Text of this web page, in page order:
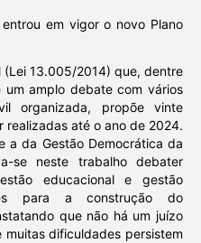
em vigor o novo Plano
(Lei 13.005/2014) que, dentre
amplo debate com vários
organizada, propõe vinte
realizadas até o ano de 2024.
a da Gestão Democrática da
se neste trabalho debater
educacional e gestão
para a construção do
que não há um juízo
dificuldades persistem